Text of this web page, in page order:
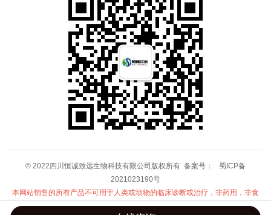
© 2022四川恒诚致远生物科技有限公司版权所有 备案号：
蜀ICP备
2021023190号
本网站销售的所有产品不可用于人类或动物的临床诊断或治疗，非药用，非食
用！